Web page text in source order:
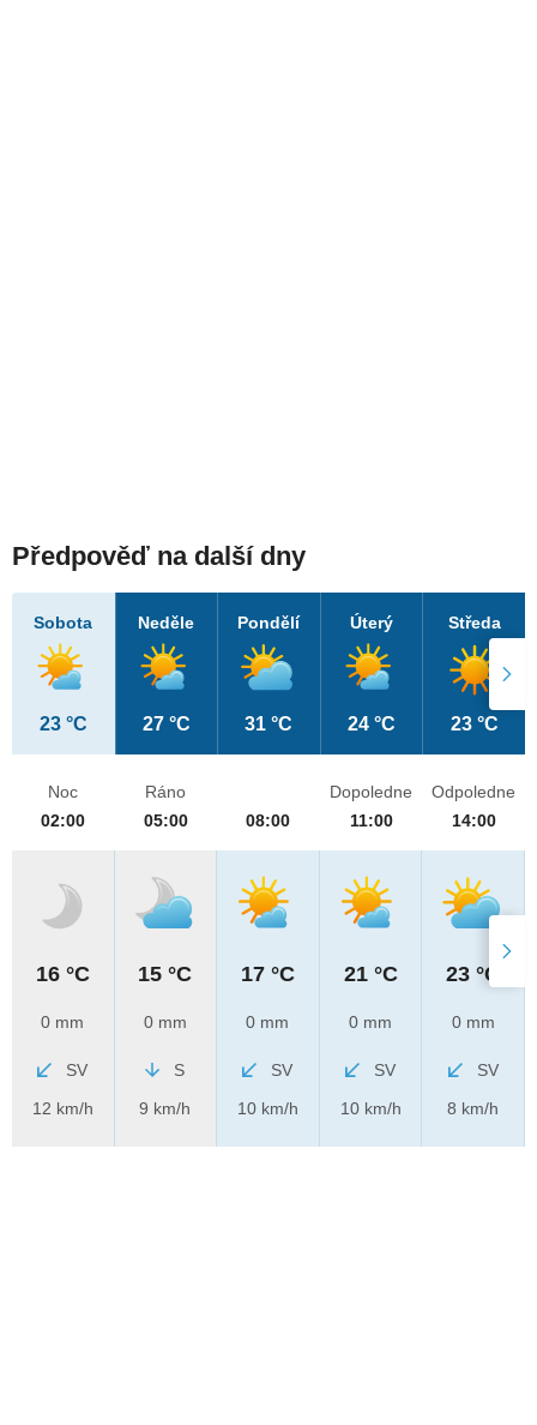
Předpověď na další dny
Sobota
23 °C
Neděle
27 °C
Pondělí
31 °C
Úterý
24 °C
Středa
23 °C
Noc
02:00
16 °C
0 mm
SV
12 km/h
Ráno
05:00
15 °C
0 mm
S
9 km/h
08:00
17 °C
0 mm
SV
10 km/h
Dopoledne
11:00
21 °C
0 mm
SV
10 km/h
Odpoledne
14:00
23 °C
0 mm
SV
8 km/h